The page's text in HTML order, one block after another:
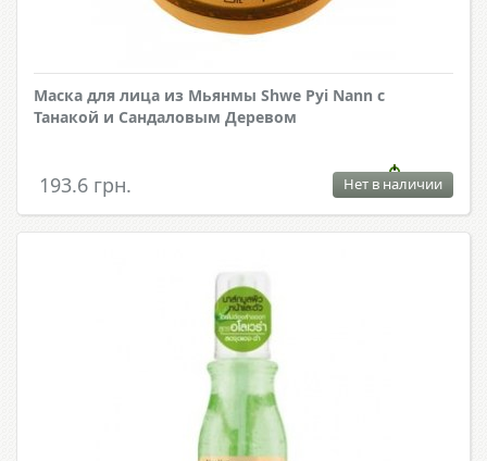
Маска для лица из Мьянмы Shwe Pyi Nann с
Танакой и Сандаловым Деревом
193.6 грн. Нет в наличии